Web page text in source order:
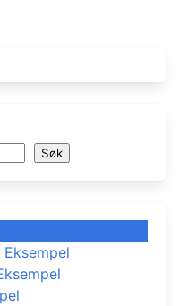
Søk
Eksempel